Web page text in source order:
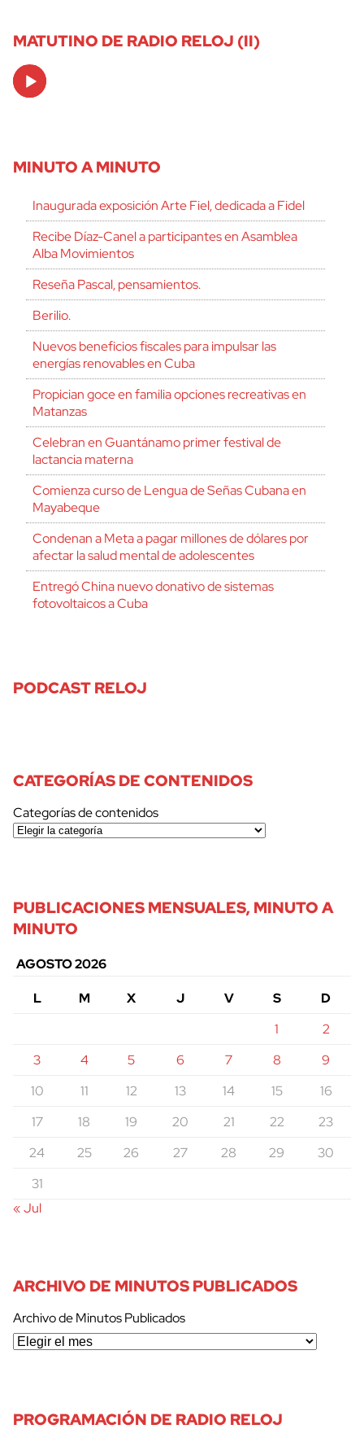
MATUTINO DE RADIO RELOJ (II)
Audio
Player
MINUTO A MINUTO
Inaugurada exposición Arte Fiel, dedicada a Fidel
Recibe Díaz-Canel a participantes en Asamblea
Alba Movimientos
Reseña Pascal, pensamientos.
Berilio.
Nuevos beneficios fiscales para impulsar las
energías renovables en Cuba
Propician goce en familia opciones recreativas en
Matanzas
Celebran en Guantánamo primer festival de
lactancia materna
Comienza curso de Lengua de Señas Cubana en
Mayabeque
Condenan a Meta a pagar millones de dólares por
afectar la salud mental de adolescentes
Entregó China nuevo donativo de sistemas
fotovoltaicos a Cuba
PODCAST RELOJ
CATEGORÍAS DE CONTENIDOS
Categorías de contenidos
PUBLICACIONES MENSUALES, MINUTO A
MINUTO
AGOSTO 2026
L
M X J V S
D
1
2
3
4 5 6 7 8
9
10
11 12 13 14 15
16
17
18 19 20 21 22
23
24
25 26 27 28 29
30
31
« Jul
ARCHIVO DE MINUTOS PUBLICADOS
Archivo de Minutos Publicados
PROGRAMACIÓN DE RADIO RELOJ